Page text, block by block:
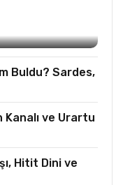
Dersler
Buldu? Sardes,
Kanalı ve Urartu
Hitit Dini ve